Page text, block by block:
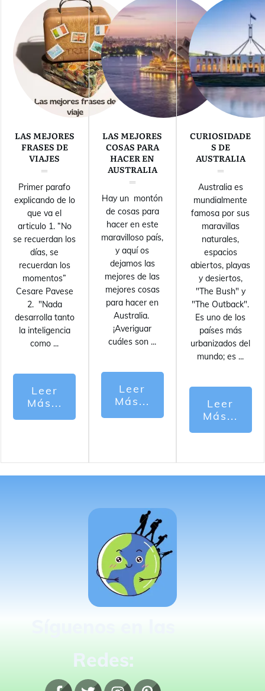
LAS MEJORES
FRASES DE
VIAJES
Primer parafo
explicando de lo
que va el
articulo 1. “No
se recuerdan los
días, se
recuerdan los
momentos”
Cesare Pavese
2. "Nada
desarrolla tanto
la inteligencia
como ...
Leer
Más...
LAS MEJORES
COSAS PARA
HACER EN
AUSTRALIA
Hay un montón
de cosas para
hacer en este
maravilloso país,
y aquí os
dejamos las
mejores de las
mejores cosas
para hacer en
Australia.
¡Averiguar
cuáles son ...
Leer
Más...
CURIOSIDADE
S DE
AUSTRALIA
Australia es
mundialmente
famosa por sus
maravillas
naturales,
espacios
abiertos, playas
y desiertos,
"The Bush" y
"The Outback".
Es uno de los
países más
urbanizados del
mundo; es ...
Leer
Más...
Redes: